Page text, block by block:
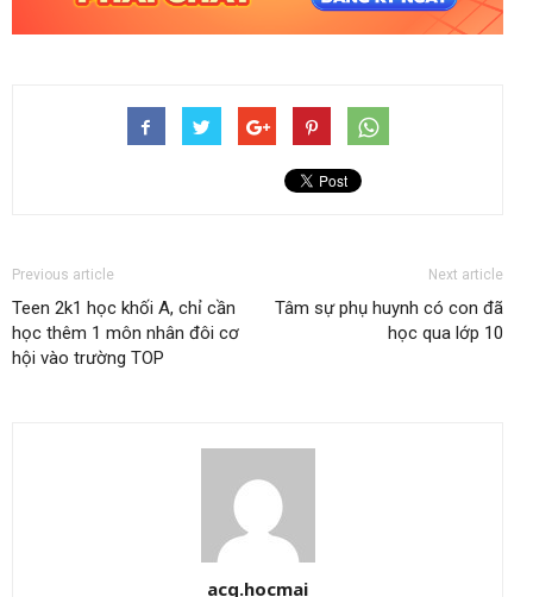
Previous article
Teen 2k1 học khối A, chỉ cần
học thêm 1 môn nhân đôi cơ
hội vào trường TOP
Next article
Tâm sự phụ huynh có con đã
học qua lớp 10
acq.hocmai